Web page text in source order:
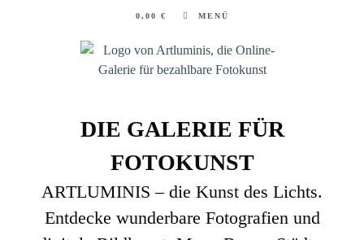
0,00 € MENÜ
DIE GALERIE FÜR
FOTOKUNST
ARTLUMINIS – die Kunst des Lichts.
Entdecke wunderbare Fotografien und